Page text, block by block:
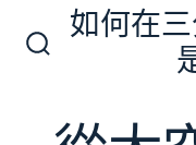
換
如何在